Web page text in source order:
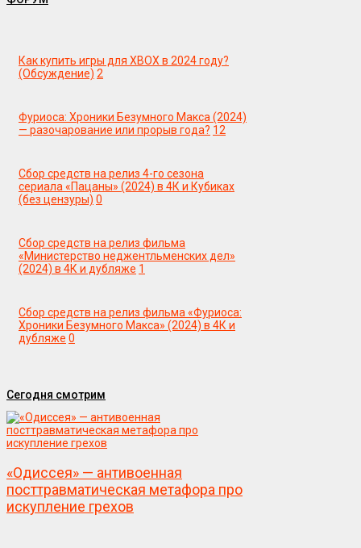
Как купить игры для XBOX в 2024 году?
(Обсуждение) 2
Фуриоса: Хроники Безумного Макса (2024)
— разочарование или прорыв года? 12
Сбор средств на релиз 4-го сезона
сериала «Пацаны» (2024) в 4К и Кубиках
(без цензуры) 0
Сбор средств на релиз фильма
«Министерство неджентльменских дел»
(2024) в 4К и дубляже 1
Сбор средств на релиз фильма «Фуриоса:
Хроники Безумного Макса» (2024) в 4К и
дубляже 0
Сегодня смотрим
«Одиссея» — антивоенная
посттравматическая метафора про
искупление грехов